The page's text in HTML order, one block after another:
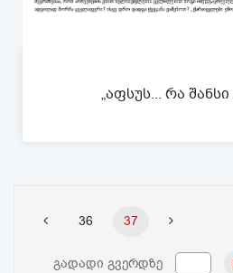
„აფსუს... რა
36 37
გადადი გვერდზე